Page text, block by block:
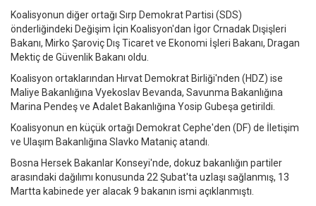
Koalisyonun diğer ortağı Sırp Demokrat Partisi (SDS)
önderliğindeki Değişim İçin Koalisyon'dan İgor Crnadak Dışişleri
Bakanı, Mirko Şaroviç Dış Ticaret ve Ekonomi İşleri Bakanı, Dragan
Mektiç de Güvenlik Bakanı oldu.
Koalisyon ortaklarından Hırvat Demokrat Birliği'nden (HDZ) ise
Maliye Bakanlığına Vyekoslav Bevanda, Savunma Bakanlığına
Marina Pendeş ve Adalet Bakanlığına Yosip Gubeşa getirildi.
Koalisyonun en küçük ortağı Demokrat Cephe'den (DF) de İletişim
ve Ulaşım Bakanlığına Slavko Mataniç atandı.
Bosna Hersek Bakanlar Konseyi'nde, dokuz bakanlığın partiler
arasındaki dağılımı konusunda 22 Şubat'ta uzlaşı sağlanmış, 13
Martta kabinede yer alacak 9 bakanın ismi açıklanmıştı.